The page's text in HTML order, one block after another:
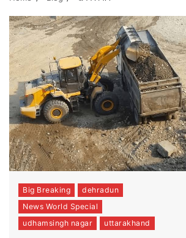
Big Breaking
dehradun
News World Special
udhamsingh nagar
uttarakhand